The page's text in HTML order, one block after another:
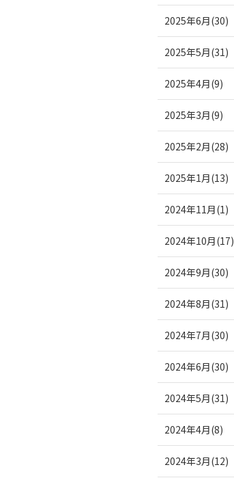
2025年6月(30)
2025年5月(31)
2025年4月(9)
2025年3月(9)
2025年2月(28)
2025年1月(13)
2024年11月(1)
2024年10月(17)
2024年9月(30)
2024年8月(31)
2024年7月(30)
2024年6月(30)
2024年5月(31)
2024年4月(8)
2024年3月(12)